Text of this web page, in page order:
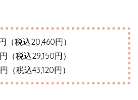
（税込20,460円）
税込29,150円）
税込43,120円）